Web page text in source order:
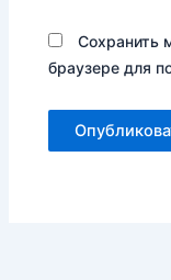
Сохранить
браузере для